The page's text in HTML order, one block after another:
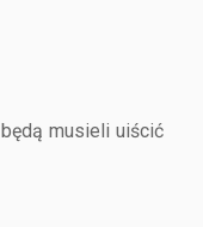
musieli uiścić